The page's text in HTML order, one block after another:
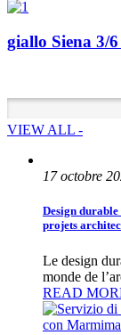
giallo Siena 3/
VIEW ALL -
17 octobre
Design
projets
Le design
monde de
READ